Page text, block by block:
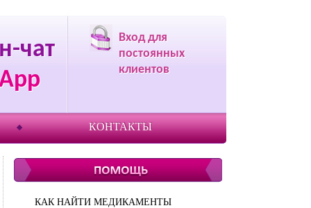
чат
Вход для
постоянных
клиентов
КОНТАКТЫ
КАК НАЙТИ МЕДИКАМЕНТЫ